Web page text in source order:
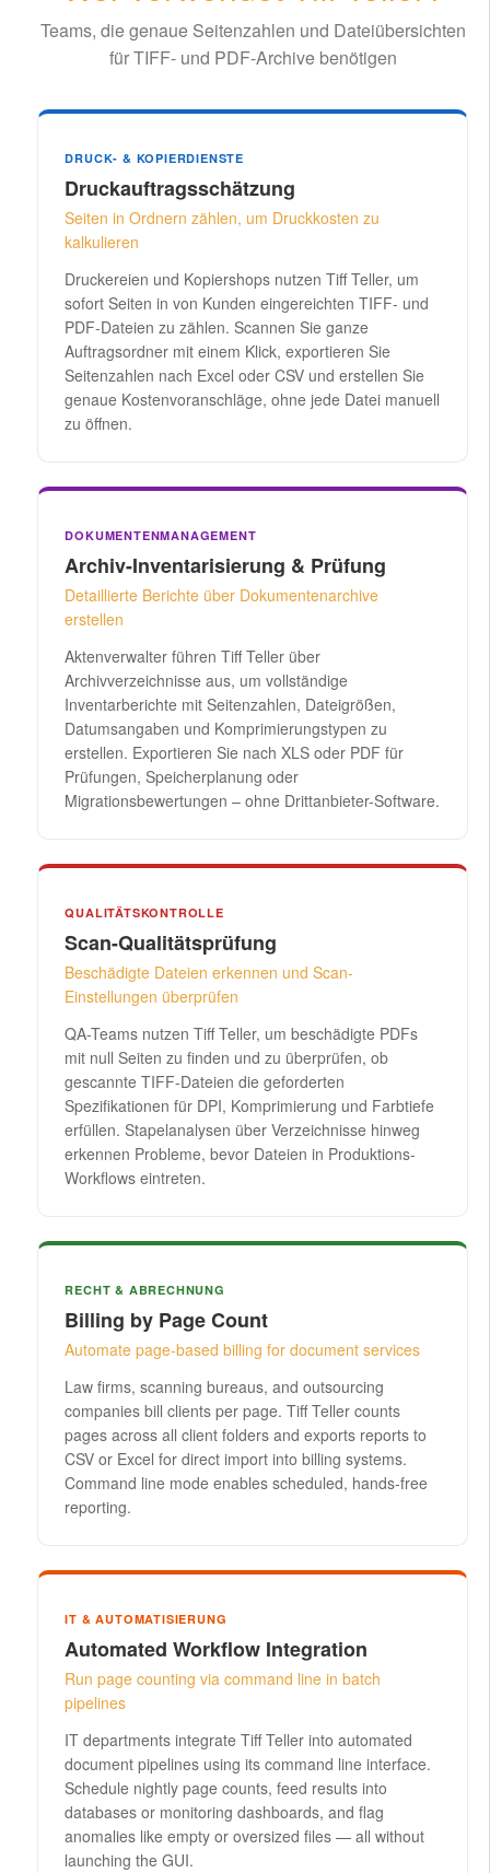
Teams, die genaue Seitenzahlen und Dateiübersichten
für TIFF- und PDF-Archive benötigen
DRUCK- & KOPIERDIENSTE
Druckauftragsschätzung
Seiten in Ordnern zählen, um Druckkosten zu
kalkulieren
Druckereien und Kopiershops nutzen Tiff Teller, um
sofort Seiten in von Kunden eingereichten TIFF- und
PDF-Dateien zu zählen. Scannen Sie ganze
Auftragsordner mit einem Klick, exportieren Sie
Seitenzahlen nach Excel oder CSV und erstellen Sie
genaue Kostenvoranschläge, ohne jede Datei manuell
zu öffnen.
DOKUMENTENMANAGEMENT
Archiv-Inventarisierung & Prüfung
Detaillierte Berichte über Dokumentenarchive
erstellen
Aktenverwalter führen Tiff Teller über
Archivverzeichnisse aus, um vollständige
Inventarberichte mit Seitenzahlen, Dateigrößen,
Datumsangaben und Komprimierungstypen zu
erstellen. Exportieren Sie nach XLS oder PDF für
Prüfungen, Speicherplanung oder
Migrationsbewertungen – ohne Drittanbieter-Software.
QUALITÄTSKONTROLLE
Scan-Qualitätsprüfung
Beschädigte Dateien erkennen und Scan-
Einstellungen überprüfen
QA-Teams nutzen Tiff Teller, um beschädigte PDFs
mit null Seiten zu finden und zu überprüfen, ob
gescannte TIFF-Dateien die geforderten
Spezifikationen für DPI, Komprimierung und Farbtiefe
erfüllen. Stapelanalysen über Verzeichnisse hinweg
erkennen Probleme, bevor Dateien in Produktions-
Workflows eintreten.
RECHT & ABRECHNUNG
Billing by Page Count
Automate page-based billing for document services
Law firms, scanning bureaus, and outsourcing
companies bill clients per page. Tiff Teller counts
pages across all client folders and exports reports to
CSV or Excel for direct import into billing systems.
Command line mode enables scheduled, hands-free
reporting.
IT & AUTOMATISIERUNG
Automated Workflow Integration
Run page counting via command line in batch
pipelines
IT departments integrate Tiff Teller into automated
document pipelines using its command line interface.
Schedule nightly page counts, feed results into
databases or monitoring dashboards, and flag
anomalies like empty or oversized files — all without
launching the GUI.